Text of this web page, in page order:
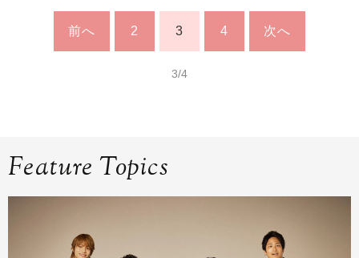
前へ 2 3 4 次へ
3/4
Feature Topics